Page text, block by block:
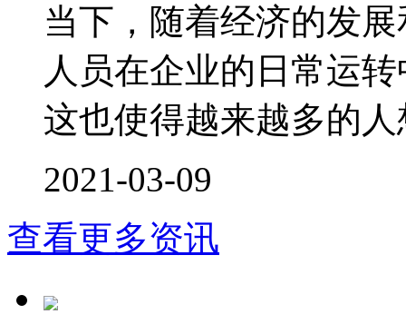
当下，随着经济的发
人员在企业的日常运
这也使得越来越多的
2021-03-09
查看更多资讯